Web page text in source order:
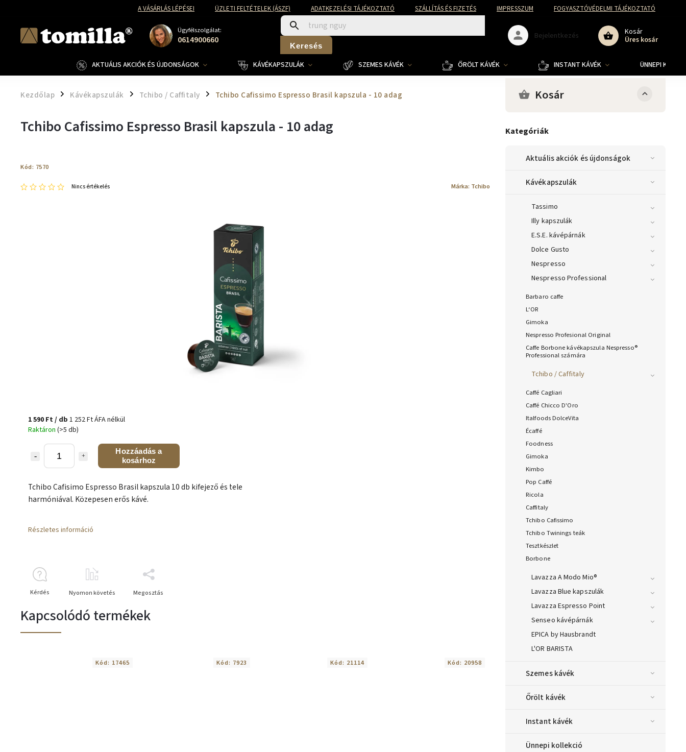
A VÁSÁRLÁS LÉPÉSEI ÜZLETI FELTÉTELEK (ÁSZF) ADATKEZELÉSI TÁJÉKOZTATÓ SZÁLLÍTÁS ÉS FIZETÉS IMPRESSZUM FOGYASZTÓVÉDELMI TÁJÉKOZTATÓ
Ügyfélszolgálat:
0614900660 Keresés
Kosár
Üres kosár
Bejelentkezés
AKTUÁLIS AKCIÓK ÉS ÚJDONSÁGOK KÁVÉKAPSZULÁK SZEMES KÁVÉK ŐRÖLT KÁVÉK INSTANT KÁVÉK ÜNNEPI
Kezdőlap / Kávékapszulák / Tchibo / Caffitaly / Tchibo Cafissimo Espresso Brasil kapszula - 10 adag Kosár
Kategóriák
Aktuális akciók és újdonságok
Kávékapszulák
Tassimo
Illy kapszulák
E.S.E. kávépárnák
Dolce Gusto
Nespresso
Nespresso Professional
Barbaro caffe
L‘OR
Gimoka
Nespresso Profesional Original
Caffe Borbone kávékapszula Nespresso®
Professional számára
Tchibo / Caffitaly
Caffé Cagliari
Caffé Chicco D'Oro
Italfoods DolceVita
Écaffé
Foodness
Gimoka
Kimbo
Pop Caffé
Ricola
Caffitaly
Tchibo Cafissimo
Tchibo Twinings teák
Tesztkészlet
Borbone
Lavazza A Modo Mio®
Lavazza Blue kapszulák
Lavazza Espresso Point
Senseo kávépárnák
EPICA by Hausbrandt
L'OR BARISTA
Szemes kávék
Őrölt kávék
Instant kávék
Ünnepi kollekció
Tchibo Cafissimo Espresso Brasil kapszula - 10 adag
Kód: 7570
Nincs értékelés Márka: Tchibo
1 590 Ft/ db 1 252 Ft ÁFA nélkül
Raktáron (>5 db)
Hozzáadás a
kosárhoz
Tchibo Cafisimo Espresso Brasil kapszula 10 db kifejező és tele
harmóniával. Közepesen erős kávé.
Részletes információ
Kérdés Nyomon követés Megosztás
Kapcsolódó termékek
Kód: 17465 Kód: 7923 Kód: 21114 Kód: 20958